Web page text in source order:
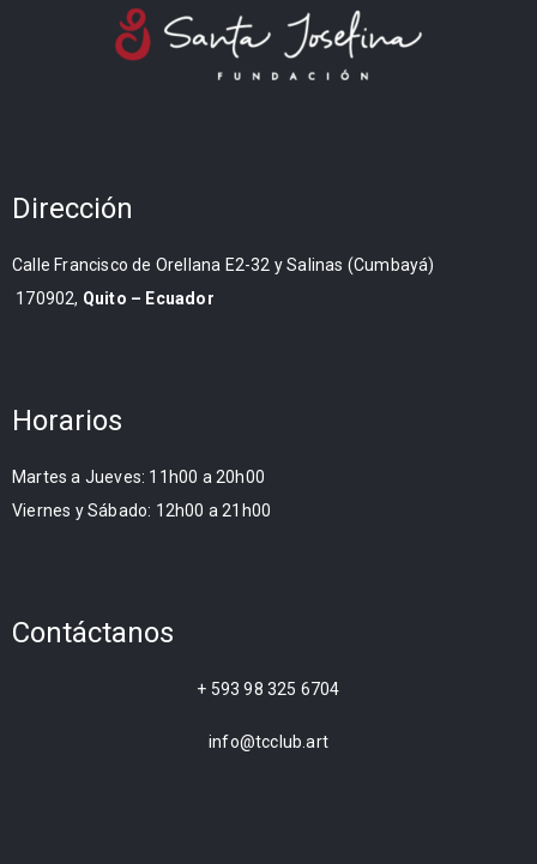
Dirección
Calle Francisco de Orellana E2-32 y Salinas (Cumbayá)
170902, Quito – Ecuador
Horarios
Martes a Jueves: 11h00 a 20h00
Viernes y Sábado: 12h00 a 21h00
Contáctanos
+ 593 98 325 6704
info@tcclub.art